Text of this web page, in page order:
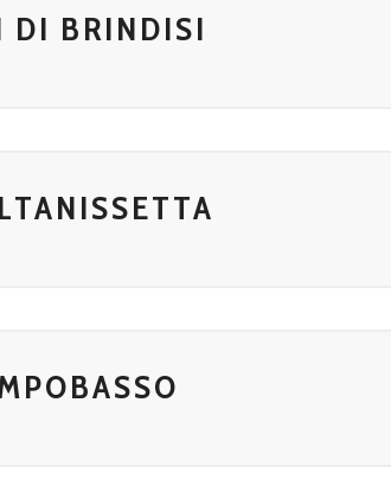
DI BRINDISI